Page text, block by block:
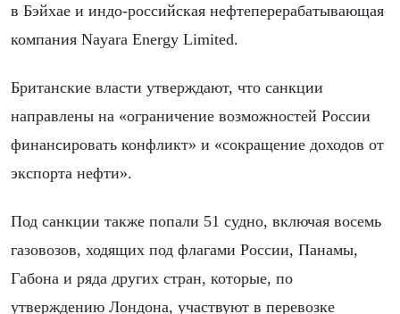
в Бэйхае и индо-российская нефтеперерабатывающая
компания Nayara Energy Limited.
Британские власти утверждают, что санкции
направлены на «ограничение возможностей России
финансировать конфликт» и «сокращение доходов от
экспорта нефти».
Под санкции также попали 51 судно, включая восемь
газовозов, ходящих под флагами России, Панамы,
Габона и ряда других стран, которые, по
утверждению Лондона, участвуют в перевозке